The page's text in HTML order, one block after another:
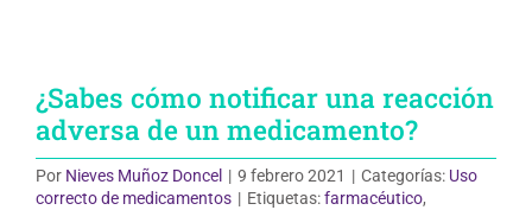
¿Sabes cómo notificar una reacción
adversa de un medicamento?
Por Nieves Muñoz Doncel | 9 febrero 2021 | Categorías: Uso
correcto de medicamentos | Etiquetas:farmacéutico,